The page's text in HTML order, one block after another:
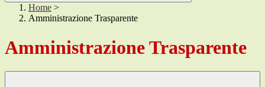
Home >
Amministrazione Trasparente
Amministrazione Trasparente